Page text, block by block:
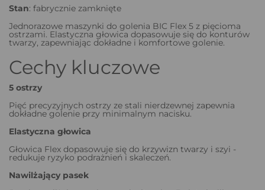
Stan: fabrycznie zamknięte
Jednorazowe maszynki do golenia BIC Flex 5 z pięcioma
ostrzami. Elastyczna głowica dopasowuje się do konturów
twarzy, zapewniając dokładne i komfortowe golenie.
Cechy kluczowe
5 ostrzy
Pięć precyzyjnych ostrzy ze stali nierdzewnej zapewnia
dokładne golenie przy minimalnym nacisku.
Elastyczna głowica
Głowica Flex dopasowuje się do krzywizn twarzy i szyi -
redukuje ryzyko podrażnień i skaleczeń.
Nawilżający pasek